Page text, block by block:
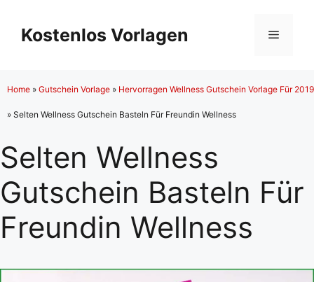
Inhalt
springen
Kostenlos Vorlagen Menü
Home » Gutschein Vorlage » Hervorragen Wellness Gutschein Vorlage Für 2019
» Selten Wellness Gutschein Basteln Für Freundin Wellness
Selten Wellness
Gutschein Basteln Für
Freundin Wellness